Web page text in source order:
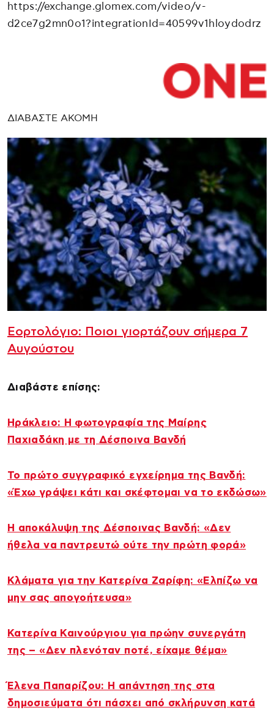
https://exchange.glomex.com/video/v-
d2ce7g2mn0o1?integrationId=40599v1hloydodrz
ΔΙΑΒΑΣΤΕ ΑΚΟΜΗ
Εορτολόγιο: Ποιοι γιορτάζουν σήμερα 7
Αυγούστου
Διαβάστε επίσης:
Ηράκλειο: Η φωτογραφία της Μαίρης
Παχιαδάκη με τη Δέσποινα Βανδή
Το πρώτο συγγραφικό εγχείρημα της Βανδή:
«Έχω γράψει κάτι και σκέφτομαι να το εκδώσω»
Η αποκάλυψη της Δέσποινας Βανδή: «Δεν
ήθελα να παντρευτώ ούτε την πρώτη φορά»
Κλάματα για την Κατερίνα Ζαρίφη: «Ελπίζω να
μην σας απογοήτευσα»
Κατερίνα Καινούργιου για πρώην συνεργάτη
της – «Δεν πλενόταν ποτέ, είχαμε θέμα»
Έλενα Παπαρίζου: Η απάντηση της στα
δημοσιεύματα ότι πάσχει από σκλήρυνση κατά